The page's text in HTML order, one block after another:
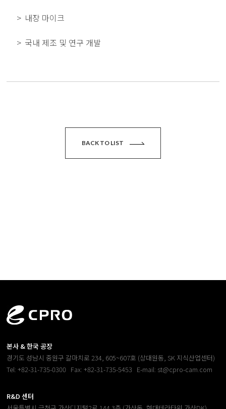
내장 마이크
국내 제조 및 연구 개발
BACK TO LIST
본사 & 한국 공장
경기도 성남시 중원구 갈마치로 234, 605~607호 (상대원동, SK 지식산업센터)
Tel: +82-31-735-0300 Fax: +82-31-735-5453 E-mail: st@cpro-cam.com
R&D 센터